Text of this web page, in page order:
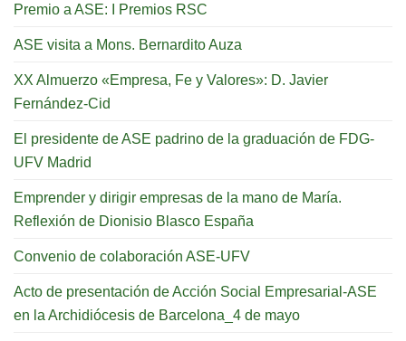
Premio a ASE: I Premios RSC
ASE visita a Mons. Bernardito Auza
XX Almuerzo «Empresa, Fe y Valores»: D. Javier
Fernández-Cid
El presidente de ASE padrino de la graduación de FDG-
UFV Madrid
Emprender y dirigir empresas de la mano de María.
Reflexión de Dionisio Blasco España
Convenio de colaboración ASE-UFV
Acto de presentación de Acción Social Empresarial-ASE
en la Archidiócesis de Barcelona_4 de mayo